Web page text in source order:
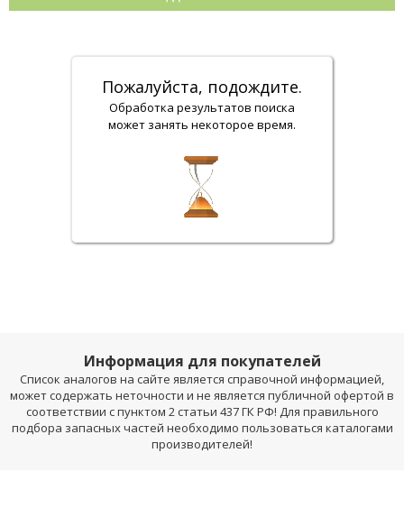
Пожалуйста, подождите.
Обработка результатов поиска
может занять некоторое время.
Информация для покупателей
Список аналогов на сайте является справочной информацией,
может содержать неточности и не является публичной офертой в
соответствии с пунктом 2 статьи 437 ГК РФ! Для правильного
подбора запасных частей необходимо пользоваться каталогами
производителей!